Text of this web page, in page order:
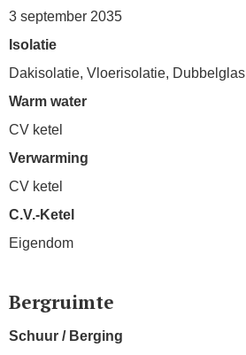
3 september 2035
Isolatie
Dakisolatie, Vloerisolatie, Dubbelglas
Warm water
CV ketel
Verwarming
CV ketel
C.V.-Ketel
Eigendom
Bergruimte
Schuur / Berging